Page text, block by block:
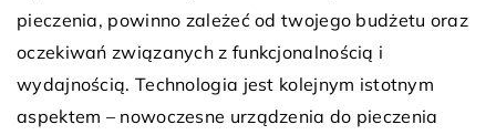
pieczenia, powinno zależeć od twojego budżetu oraz
oczekiwań związanych z funkcjonalnością i
wydajnością. Technologia jest kolejnym istotnym
aspektem – nowoczesne urządzenia do pieczenia